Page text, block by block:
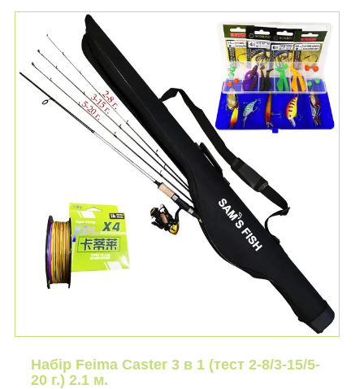
Набір Feima Caster 3 в 1 (тест 2-8/3-15/5-
20 г.) 2.1 м.